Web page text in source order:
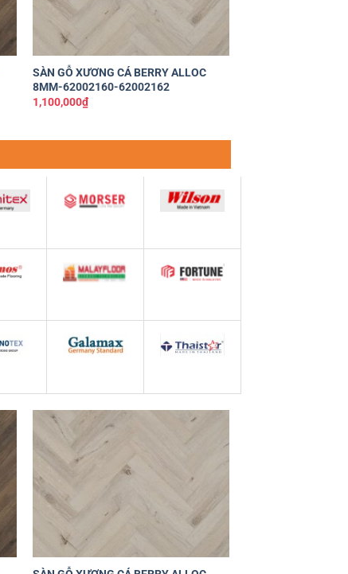
SÀN GỖ XƯƠNG CÁ BERRY ALLOC
8MM-62002160-62002162
1,100,000₫
thích